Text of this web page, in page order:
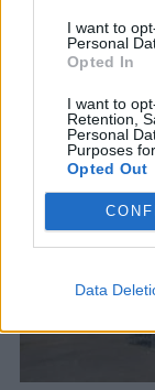
I want to
Personal
Opted In
I want to
Retention,
Personal
Purposes
Opted Out
Data